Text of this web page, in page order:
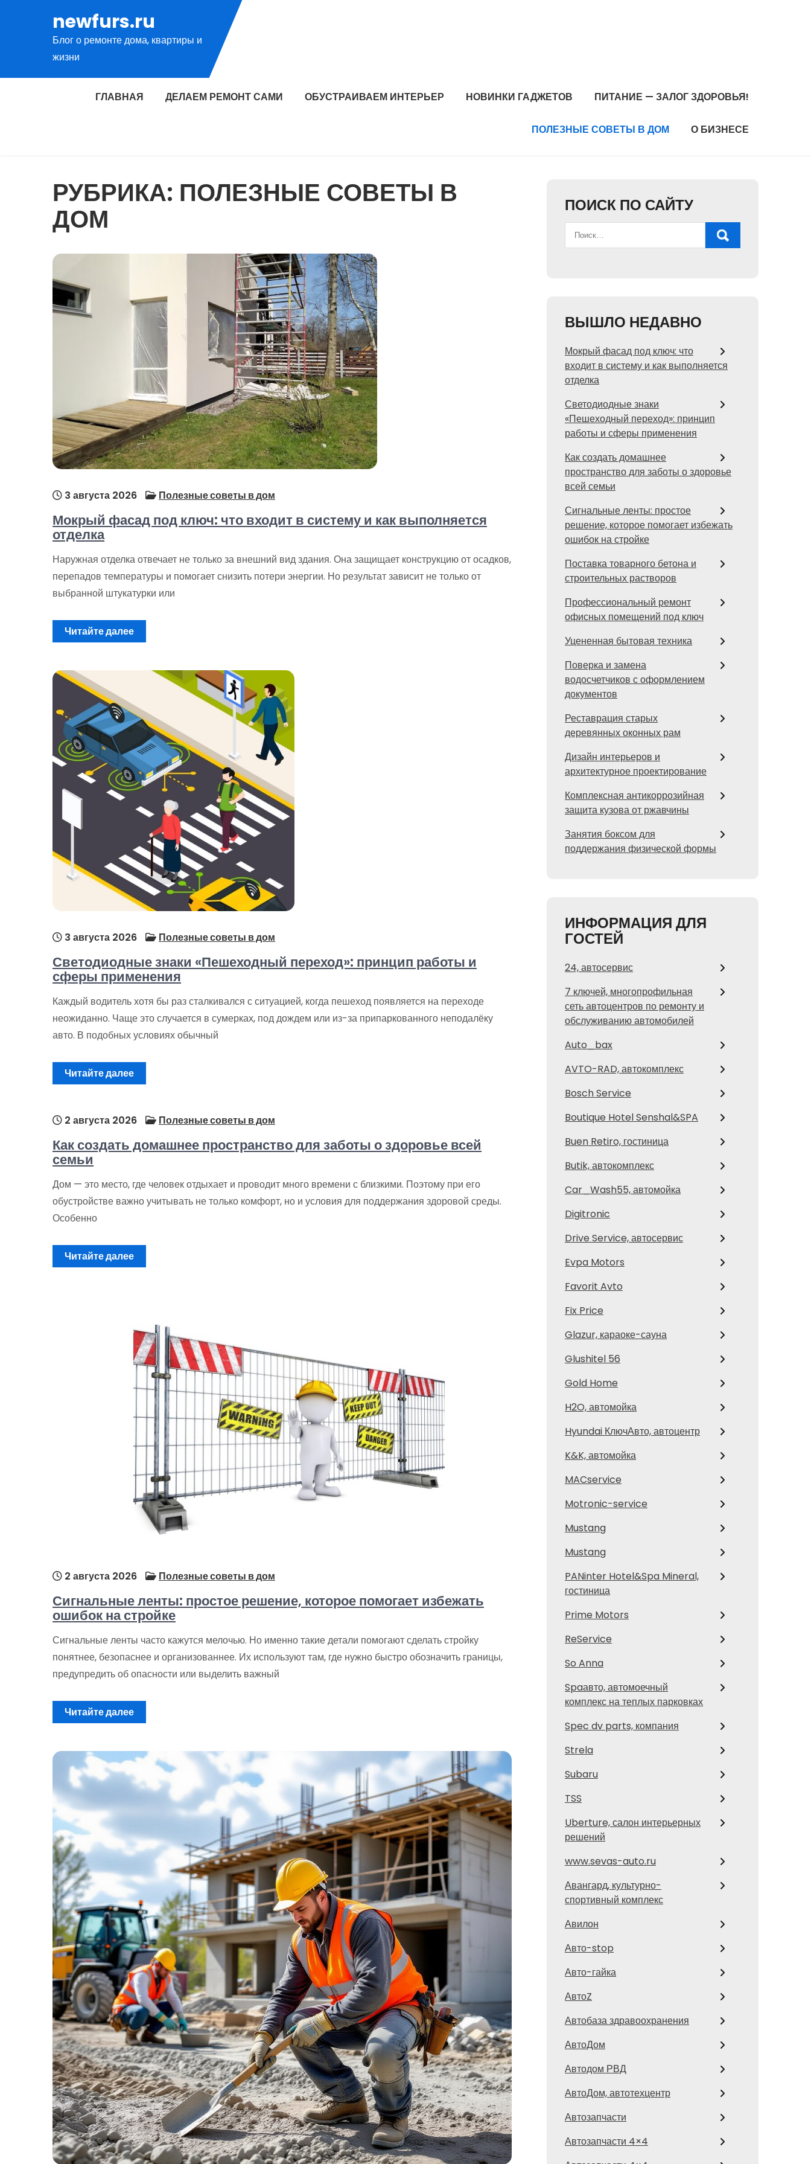
содержимому
newfurs.ru
Блог о ремонте дома, квартиры и
жизни
ГЛАВНАЯ ДЕЛАЕМ РЕМОНТ САМИ ОБУСТРАИВАЕМ ИНТЕРЬЕР НОВИНКИ ГАДЖЕТОВ ПИТАНИЕ — ЗАЛОГ ЗДОРОВЬЯ!
ПОЛЕЗНЫЕ СОВЕТЫ В ДОМ О БИЗНЕСЕ
РУБРИКА: ПОЛЕЗНЫЕ СОВЕТЫ В
ДОМ
3 августа 2026 Полезные советы в дом
Мокрый фасад под ключ: что входит в систему и как выполняется
отделка
Наружная отделка отвечает не только за внешний вид здания. Она защищает конструкцию от осадков,
перепадов температуры и помогает снизить потери энергии. Но результат зависит не только от
выбранной штукатурки или
Читайте далее
3 августа 2026 Полезные советы в дом
Светодиодные знаки «Пешеходный переход»: принцип работы и
сферы применения
Каждый водитель хотя бы раз сталкивался с ситуацией, когда пешеход появляется на переходе
неожиданно. Чаще это случается в сумерках, под дождем или из-за припаркованного неподалёку
авто. В подобных условиях обычный
Читайте далее
2 августа 2026 Полезные советы в дом
Как создать домашнее пространство для заботы о здоровье всей
семьи
Дом — это место, где человек отдыхает и проводит много времени с близкими. Поэтому при его
обустройстве важно учитывать не только комфорт, но и условия для поддержания здоровой среды.
Особенно
Читайте далее
2 августа 2026 Полезные советы в дом
Сигнальные ленты: простое решение, которое помогает избежать
ошибок на стройке
Сигнальные ленты часто кажутся мелочью. Но именно такие детали помогают сделать стройку
понятнее, безопаснее и организованнее. Их используют там, где нужно быстро обозначить границы,
предупредить об опасности или выделить важный
Читайте далее
ПОИСК ПО САЙТУ
ВЫШЛО НЕДАВНО
Мокрый фасад под ключ: что
входит в систему и как выполняется
отделка
Светодиодные знаки
«Пешеходный переход»: принцип
работы и сферы применения
Как создать домашнее
пространство для заботы о здоровье
всей семьи
Сигнальные ленты: простое
решение, которое помогает избежать
ошибок на стройке
Поставка товарного бетона и
строительных растворов
Профессиональный ремонт
офисных помещений под ключ
Уцененная бытовая техника
Поверка и замена
водосчетчиков с оформлением
документов
Реставрация старых
деревянных оконных рам
Дизайн интерьеров и
архитектурное проектирование
Комплексная антикоррозийная
защита кузова от ржавчины
Занятия боксом для
поддержания физической формы
ИНФОРМАЦИЯ ДЛЯ
ГОСТЕЙ
24, автосервис
7 ключей, многопрофильная
сеть автоцентров по ремонту и
обслуживанию автомобилей
Auto_bax
AVTO-RAD, автокомплекс
Bosch Service
Boutique Hotel Senshal&SPA
Buen Retiro, гостиница
Butik, автокомплекс
Car_Wash55, автомойка
Digitronic
Drive Service, автосервис
Evpa Motors
Favorit Avto
Fix Price
Glazur, караоке-сауна
Glushitel 56
Gold Home
H2O, автомойка
Hyundai КлючАвто, автоцентр
K&K, автомойка
MACservice
Motronic-service
Mustang
Mustang
PANinter Hotel&Spa Mineral,
гостиница
Prime Motors
ReService
So Anna
Spaавто, автомоечный
комплекс на теплых парковках
Spec dv parts, компания
Strela
Subaru
TSS
Uberture, салон интерьерных
решений
www.sevas-auto.ru
Авангард, культурно-
спортивный комплекс
Авилон
Авто-stop
Авто-гайка
АвтоZ
Автобаза здравоохранения
АвтоДом
Автодом РВД
АвтоДом, автотехцентр
Автозапчасти
Автозапчасти 4×4